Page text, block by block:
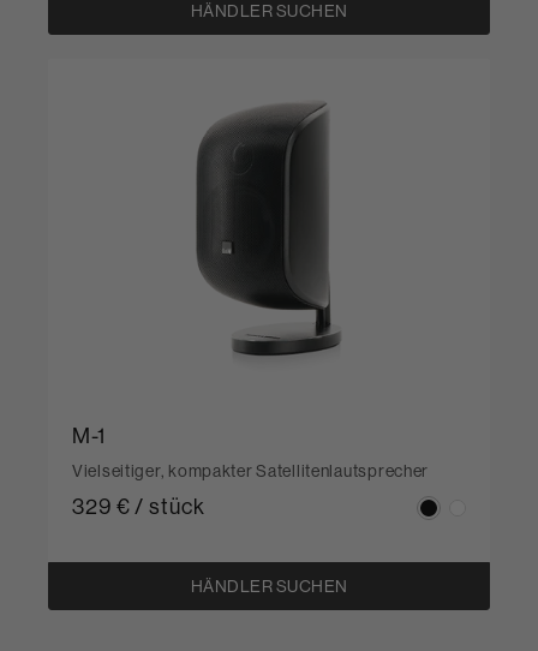
HÄNDLER SUCHEN
M-1
Vielseitiger, kompakter Satellitenlautsprecher
329 € / stück
HÄNDLER SUCHEN